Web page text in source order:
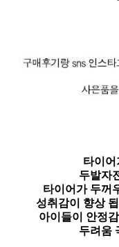
타이
두발자
타이어가 두꺼
성취감이 향상
아이들이 안정
두려움